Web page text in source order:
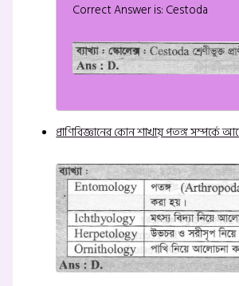
Correct Answer is: Cestoda
প্রাণিবিজ্ঞানের কোন শাখায় পতঙ্গ সম্পর্কে